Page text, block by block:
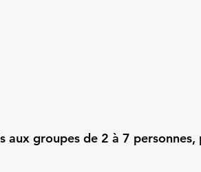
aux groupes de 2 à 7